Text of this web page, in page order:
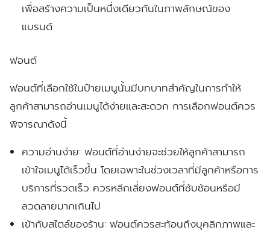
เพื่อสร้างความเป็นหนึ่งเดียวกันในภาพลักษณ์ของ
แบรนด์
ฟอนต์
ฟอนต์ที่เลือกใช้ในป้ายเมนูนั้นมีบทบาทสำคัญในการทำให้
ลูกค้าสามารถอ่านเมนูได้ง่ายและสะดวก การเลือกฟอนต์ควร
พิจารณาดังนี้
ความอ่านง่าย:ฟอนต์ที่อ่านง่ายจะช่วยให้ลูกค้าสามารถ
เข้าใจเมนูได้เร็วขึ้น โดยเฉพาะในช่วงเวลาที่มีลูกค้าหรือการ
บริการที่รวดเร็ว ควรหลีกเลี่ยงฟอนต์ที่ซับซ้อนหรือมี
ลวดลายมากเกินไป
เข้ากับสไตล์ของร้าน: ฟอนต์ควรสะท้อนถึงบุคลิกภาพและ